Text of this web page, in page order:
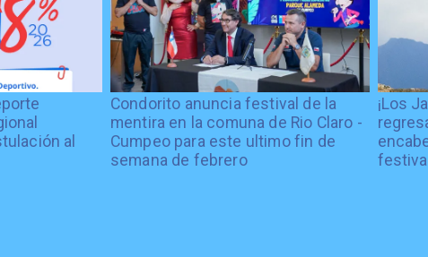
al
Condorito anuncia festival de la
mentira en la comuna de Rio Claro -
Cumpeo para este ultimo fin de
semana de febrero
¡Los